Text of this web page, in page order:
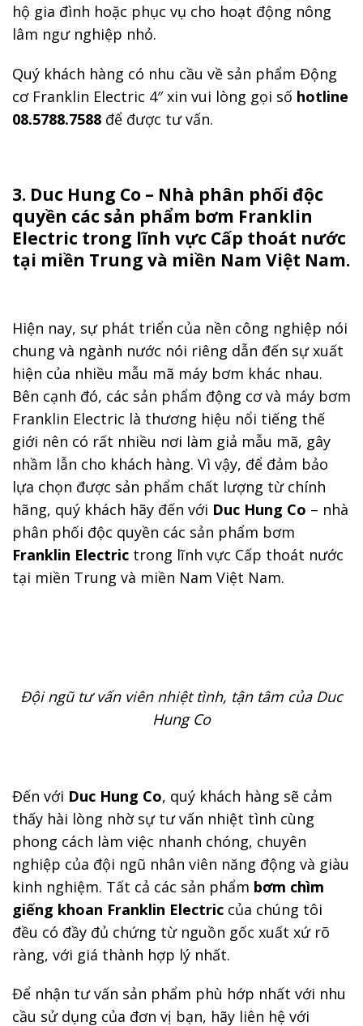
hộ gia đình hoặc phục vụ cho hoạt động nông
lâm ngư nghiệp nhỏ.
Quý khách hàng có nhu cầu về sản phẩm Động
cơ Franklin Electric 4″ xin vui lòng gọi số hotline
08.5788.7588 để được tư vấn.
3. Duc Hung Co – Nhà phân phối độc
quyền các sản phẩm bơm Franklin
Electric trong lĩnh vực Cấp thoát nước
tại miền Trung và miền Nam Việt Nam.
Hiện nay, sự phát triển của nền công nghiệp nói
chung và ngành nước nói riêng dẫn đến sự xuất
hiện của nhiều mẫu mã máy bơm khác nhau.
Bên cạnh đó, các sản phẩm động cơ và máy bơm
Franklin Electric là thương hiệu nổi tiếng thế
giới nên có rất nhiều nơi làm giả mẫu mã, gây
nhầm lẫn cho khách hàng. Vì vậy, để đảm bảo
lựa chọn được sản phẩm chất lượng từ chính
hãng, quý khách hãy đến với Duc Hung Co – nhà
phân phối độc quyền các sản phẩm bơm
Franklin Electric trong lĩnh vực Cấp thoát nước
tại miền Trung và miền Nam Việt Nam.
Đội ngũ tư vấn viên nhiệt tình, tận tâm của Duc
Hung Co
Đến với Duc Hung Co, quý khách hàng sẽ cảm
thấy hài lòng nhờ sự tư vấn nhiệt tình cùng
phong cách làm việc nhanh chóng, chuyên
nghiệp của đội ngũ nhân viên năng động và giàu
kinh nghiệm. Tất cả các sản phẩm bơm chìm
giếng khoan Franklin Electric của chúng tôi
đều có đầy đủ chứng từ nguồn gốc xuất xứ rõ
ràng, với giá thành hợp lý nhất.
Để nhận tư vấn sản phẩm phù hớp nhất với nhu
cầu sử dụng của đơn vị bạn, hãy liên hệ với